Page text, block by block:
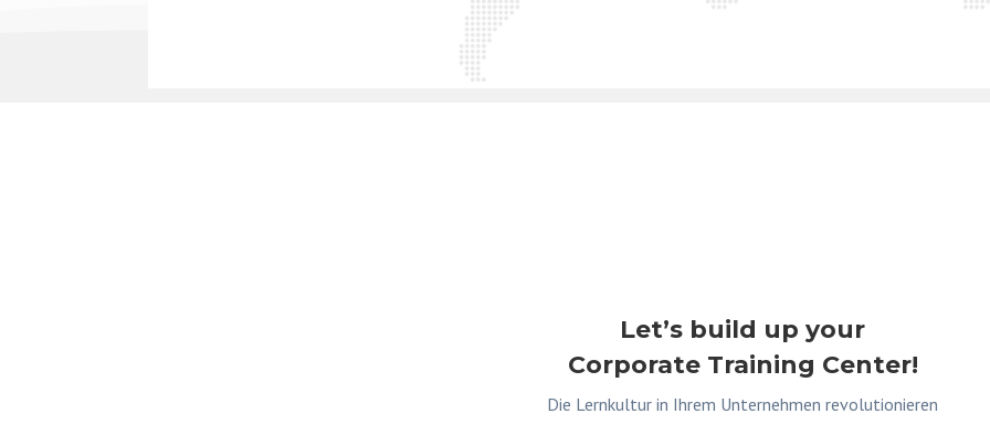
Let’s build up your
Corporate Training Center!
Die Lernkultur in Ihrem Unternehmen revolutionieren